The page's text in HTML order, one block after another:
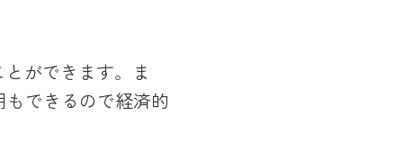
ができます。ま
できるので経済的